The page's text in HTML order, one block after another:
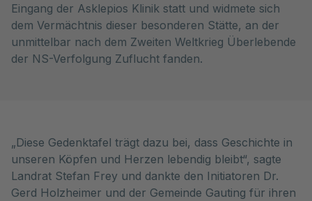
Eingang der Asklepios Klinik statt und widmete sich
dem Vermächtnis dieser besonderen Stätte, an der
unmittelbar nach dem Zweiten Weltkrieg Überlebende
der NS-Verfolgung Zuflucht fanden.
„Diese Gedenktafel trägt dazu bei, dass Geschichte in
unseren Köpfen und Herzen lebendig bleibt“, sagte
Landrat Stefan Frey und dankte den Initiatoren Dr.
Gerd Holzheimer und der Gemeinde Gauting für ihren